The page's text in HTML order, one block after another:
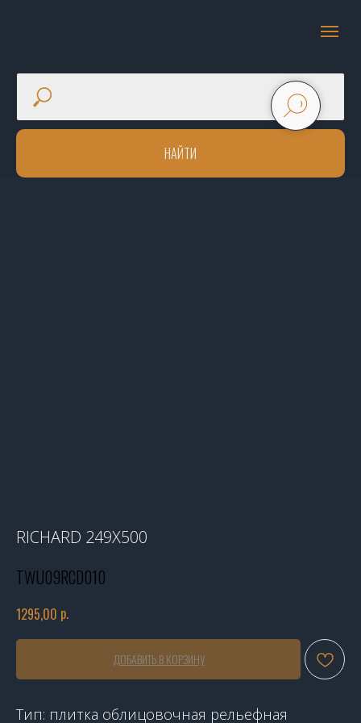
НАЙТИ
RICHARD 249X500
TWU09RCD010
1295,00 р.
ДОБАВИТЬ В КОРЗИНУ
Тип: плитка облицовочная рельефная